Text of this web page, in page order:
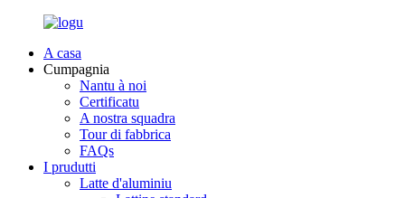
A casa
Cumpagnia
Nantu à noi
Certificatu
A nostra squadra
Tour di fabbrica
FAQs
I prudutti
Latte d'aluminiu